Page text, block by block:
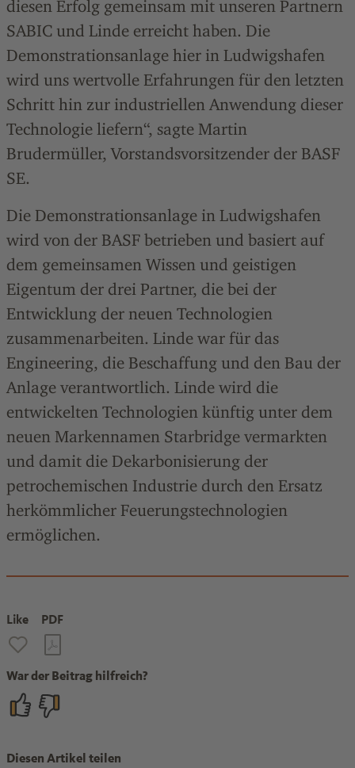
diesen Erfolg gemeinsam mit unseren Partnern
SABIC und Linde erreicht haben. Die
Demonstrationsanlage hier in Ludwigshafen
wird uns wertvolle Erfahrungen für den letzten
Schritt hin zur industriellen Anwendung dieser
Technologie liefern“, sagte Martin
Brudermüller, Vorstandsvorsitzender der BASF
SE.
Die Demonstrationsanlage in Ludwigshafen
wird von der BASF betrieben und basiert auf
dem gemeinsamen Wissen und geistigen
Eigentum der drei Partner, die bei der
Entwicklung der neuen Technologien
zusammenarbeiten. Linde war für das
Engineering, die Beschaffung und den Bau der
Anlage verantwortlich. Linde wird die
entwickelten Technologien künftig unter dem
neuen Markennamen Starbridge vermarkten
und damit die Dekarbonisierung der
petrochemischen Industrie durch den Ersatz
herkömmlicher Feuerungstechnologien
ermöglichen.
Like PDF
War der Beitrag hilfreich?
Diesen Artikel teilen